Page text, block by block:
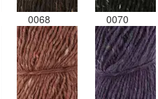
0068 0070